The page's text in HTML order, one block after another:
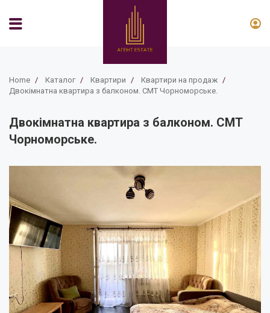
Home / Каталог / Квартири / Квартири на продаж /
Двокімнатна квартира з балконом. СМТ Чорноморське.
Двокімнатна квартира з балконом. СМТ
Чорноморське.